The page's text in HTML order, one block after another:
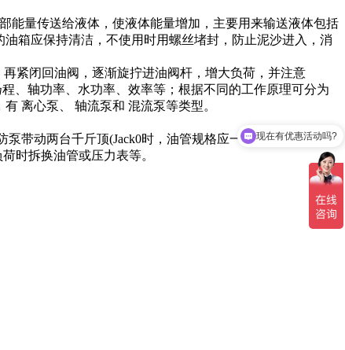
量传送给液体，使液体能量增加，主要用来输送液体包括
箱应保持清洁，不使用时用螺丝堵封，防止泥沙进入，消
紧闭回油阀，逐渐旋拧进油阀杆，增大负荷，并注意
、轴功率、水功率、效率等；根据不同的工作原理可分为
离心泵、 轴流泵和 混流泵等类型。
带动两台千斤顶(Jack0时，油管规格应一致。
时拆换油管或压力表等。
凯泉的排污泵